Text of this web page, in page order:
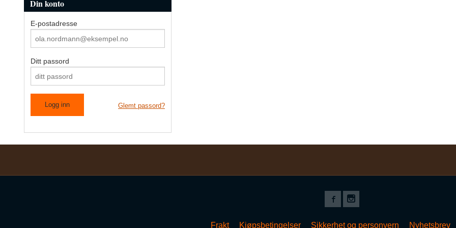
Din konto
E-postadresse
Ditt passord
Glemt passord?
Frakt Kjøpsbetingelser Sikkerhet og personvern Nyhetsbrev